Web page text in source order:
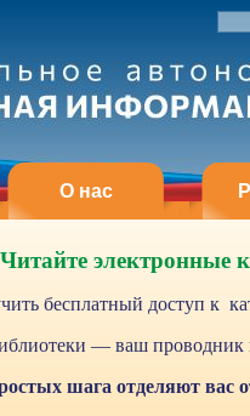
О нас
Читайте электронные
бесплатный доступ к
— ваш проводник
шага отделяют вас